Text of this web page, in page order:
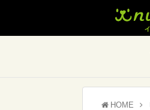
HOME